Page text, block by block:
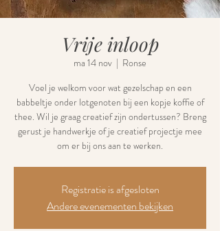
Vrije inloop
ma 14 nov
  |
Ronse
Voel je welkom voor wat gezelschap en een
babbeltje onder lotgenoten bij een kopje koffie of
thee. Wil je graag creatief zijn ondertussen? Breng
gerust je handwerkje of je creatief projectje mee
om er bij ons aan te werken.
Registratie is afgesloten
Andere evenementen bekijken